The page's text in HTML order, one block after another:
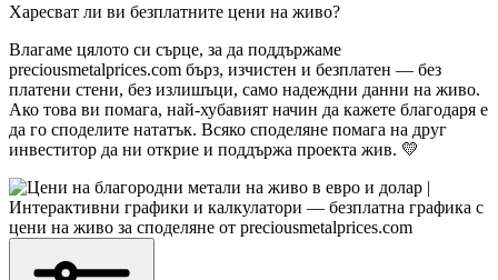
Харесват ли ви безплатните цени на живо?
Влагаме цялото си сърце, за да поддържаме
preciousmetalprices.com бърз, изчистен и безплатен — без
платени стени, без излишъци, само надеждни данни на живо.
Ако това ви помага, най-хубавият начин да кажете благодаря е
да го споделите нататък. Всяко споделяне помага на друг
инвеститор да ни открие и поддържа проекта жив. 💛